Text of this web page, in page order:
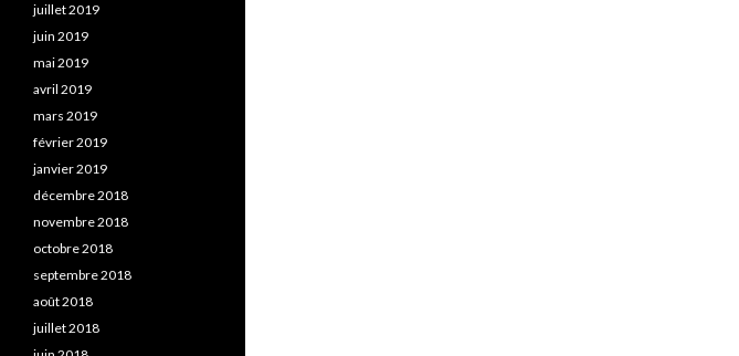
juillet 2019
juin 2019
mai 2019
avril 2019
mars 2019
février 2019
janvier 2019
décembre 2018
novembre 2018
octobre 2018
septembre 2018
août 2018
juillet 2018